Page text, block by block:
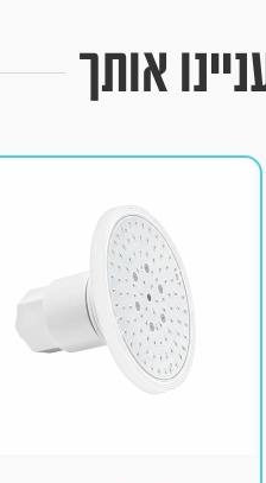
אותך